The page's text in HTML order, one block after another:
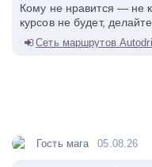
Кому не нравится — не
курсов не будет,
Сеть маршрутов
Гость мага 05.08.26